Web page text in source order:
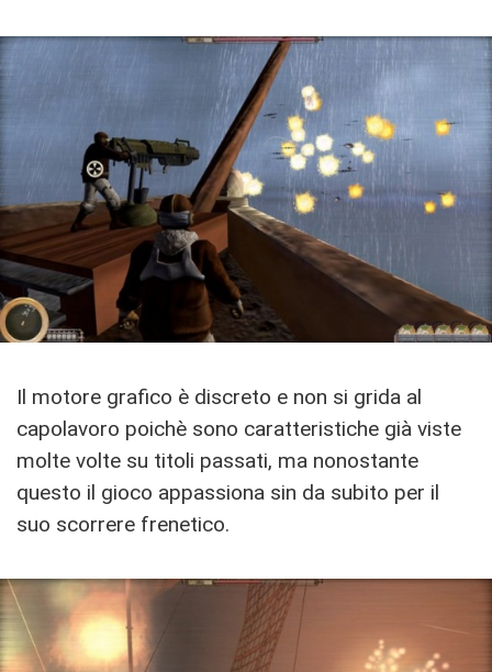
Il motore grafico è discreto e non si grida al
capolavoro poichè sono caratteristiche già viste
molte volte su titoli passati, ma nonostante
questo il gioco appassiona sin da subito per il
suo scorrere frenetico.